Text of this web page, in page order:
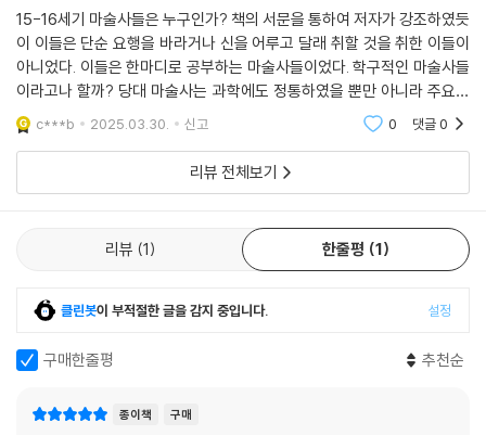
도 이 점에서 중요하다. 이들은 초자연적인 것에 대한 믿음은 오로지 기독
교 신앙 안에서만 가능하다고 보았고, 자연에 대한 이해를 통해서 신의 은
총을 느끼고 신에게로 다가가려 했다. 그렇지만 유대인의 카발라를 변용한
기독교 카발라나 천사마술은 오늘날의 상식적인 기준으로는 이해하기 어
렵다. 자연이 신의 창조물이라는 가정에서 이들이 이해한 마술이 신의 창
조를 존중하며 자연의 완벽한 실현을 약속한다는 주장은 납득할 수 있다.
그렇지만 주문과 부적을 수단으로 기적을 일으킨다는 것을 어떻게 믿겠는
게 할 수 있다고 믿는 것이 가능한가? 성당이 수집한 성유물은 지상으로 천
상의 힘을 끌어오는 신성한 물질로 생각되었다. 성체와 십자가, 신의 이름
이해에서 비롯한 것인가?
요컨대 당대의 마술은 미신과 과학의 경계 위에서 아슬아슬한 행보를 보였
긴 자들을 어리석다고 비판했지만, 그들 스스로도 합리적으로 설명하기 어
15-16세기 마술사들은 누구인가? 책의 서문을 통하여 저자가 강조하였듯
이 이들은 단순 요행을 바라거나 신을 어루고 달래 취할 것을 취한 이들이
아니었다. 이들은 한마디로 공부하는 마술사들이었다. 학구적인 마술사들
이라고나 할까? 당대 마술사는 과학에도 정통하였을 뿐만 아니라 주요한
지적흐름에 관심을 가지고 있었다. 이러한 마술사들의 면모가 지금의 관점
에서는 매우 생소하
c***b 2025.03.30. 신고 0 댓글0
리뷰 전체보기
리뷰 1 한줄평 1
클린봇이 부적절한 글을 감지 중입니다. 설정
구매한줄평 추천순
종이책 구매